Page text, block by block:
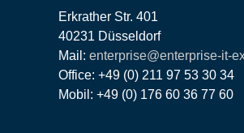
Erkrather Str. 401
40231 Düsseldorf
Mail: enterprise@enterprise-it-
Office: +49 (0) 211 97 53 30 34
Mobil: +49 (0) 176 60 36 77 60